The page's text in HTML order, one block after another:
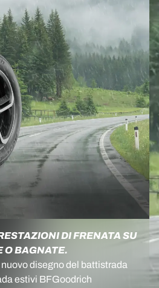
DI FRENATA SU
O BAGNATE.
disegno del battistrada
estivi BFGoodrich